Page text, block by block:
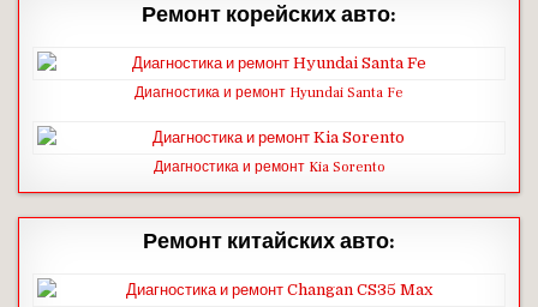
Ремонт корейских авто:
Диагностика и ремонт Hyundai Santa Fe
Диагностика и ремонт Kia Sorento
Ремонт китайских авто: